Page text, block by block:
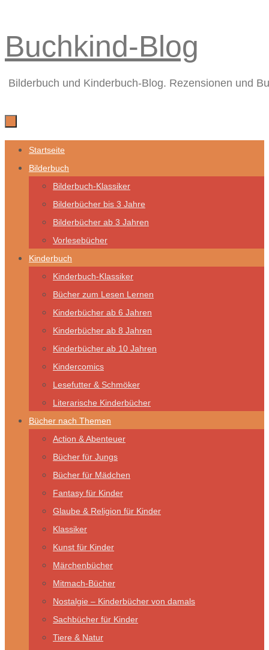
Inhalt
Buchkind-Blog
Bilderbuch und Kinderbuch-Blog. Rezensionen und
Zum
Inhalt
springen
Startseite
Bilderbuch
Bilderbuch-Klassiker
Bilderbücher bis 3 Jahre
Bilderbücher ab 3 Jahren
Vorlesebücher
Kinderbuch
Kinderbuch-Klassiker
Bücher zum Lesen Lernen
Kinderbücher ab 6 Jahren
Kinderbücher ab 8 Jahren
Kinderbücher ab 10 Jahren
Kindercomics
Lesefutter & Schmöker
Literarische Kinderbücher
Bücher nach Themen
Action & Abenteuer
Bücher für Jungs
Bücher für Mädchen
Fantasy für Kinder
Glaube & Religion für Kinder
Klassiker
Kunst für Kinder
Märchenbücher
Mitmach-Bücher
Nostalgie – Kinderbücher von damals
Sachbücher für Kinder
Tiere & Natur